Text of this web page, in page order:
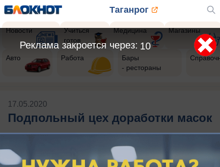
Таганрог
Новости
Учиться
готов
Медицина Магазины
Авто Работа
Бары
- рестораны
17.05.2020
Подпольный цех доработки масок
10
Реклама закроется через: